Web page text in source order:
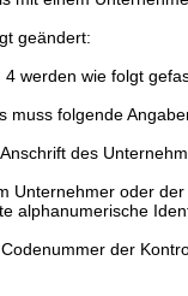
geändert:
4 werden wie folgt
muss folgende
des
Unternehmer oder
alphanumerische
der